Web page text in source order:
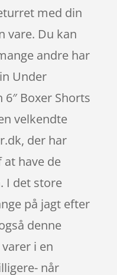
med din
vare. Du kan
andre har
Under
Boxer Shorts
velkendte
der har
have de
I det store
på jagt efter
denne
i en
når